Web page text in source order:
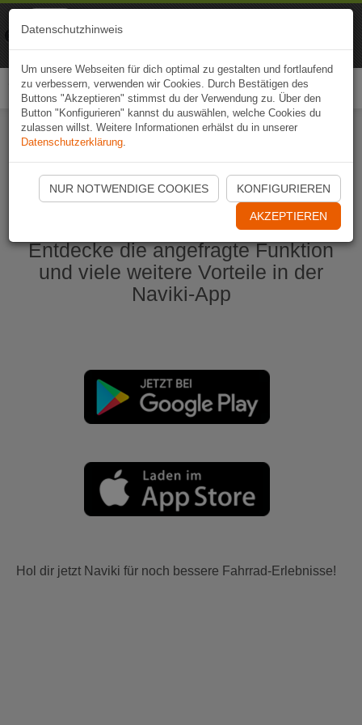
Naviki App jetzt öffnen
Entdecke die angefragte Funktion
und viele weitere Vorteile in der
Naviki-App
Hol dir jetzt Naviki für noch bessere Fahrrad-Erlebnisse!
Datenschutzhinweis
Um unsere Webseiten für dich optimal zu gestalten und fortlaufend
zu verbessern, verwenden wir Cookies. Durch Bestätigen des
Buttons "Akzeptieren" stimmst du der Verwendung zu. Über den
Button "Konfigurieren" kannst du auswählen, welche Cookies du
zulassen willst. Weitere Informationen erhälst du in unserer
Datenschutzerklärung.
NUR NOTWENDIGE COOKIES KONFIGURIEREN
AKZEPTIEREN
Naviki